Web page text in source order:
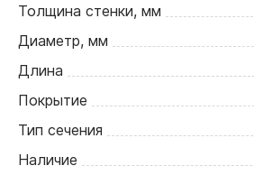
Толщина стенки, мм
Диаметр, мм
Длина
Покрытие
Тип сечения
Наличие